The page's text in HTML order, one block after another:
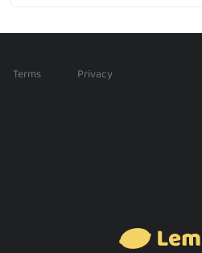
Terms Privacy